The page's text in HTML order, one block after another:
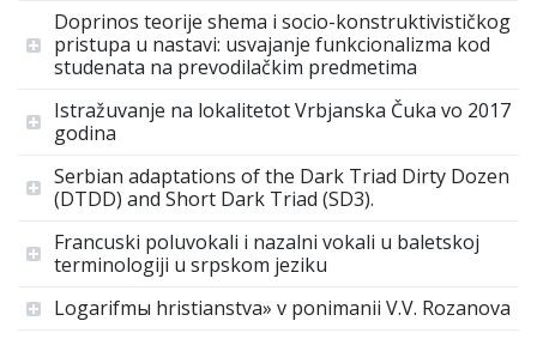
Doprinos teorije shema i socio-konstruktivističkog
pristupa u nastavi: usvajanje funkcionalizma kod
studenata na prevodilačkim predmetima
Istražuvanje na lokalitetot Vrbjanska Čuka vo 2017
godina
Serbian adaptations of the Dark Triad Dirty Dozen
(DTDD) and Short Dark Triad (SD3).
Francuski poluvokali i nazalni vokali u baletskoj
terminologiji u srpskom jeziku
Logarifmы hristianstva» v ponimanii V.V. Rozanova